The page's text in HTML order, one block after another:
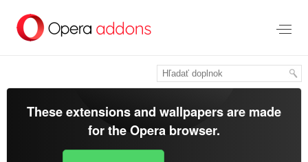
hlavný
These extensions and wallpapers are made
for theOpera browser.